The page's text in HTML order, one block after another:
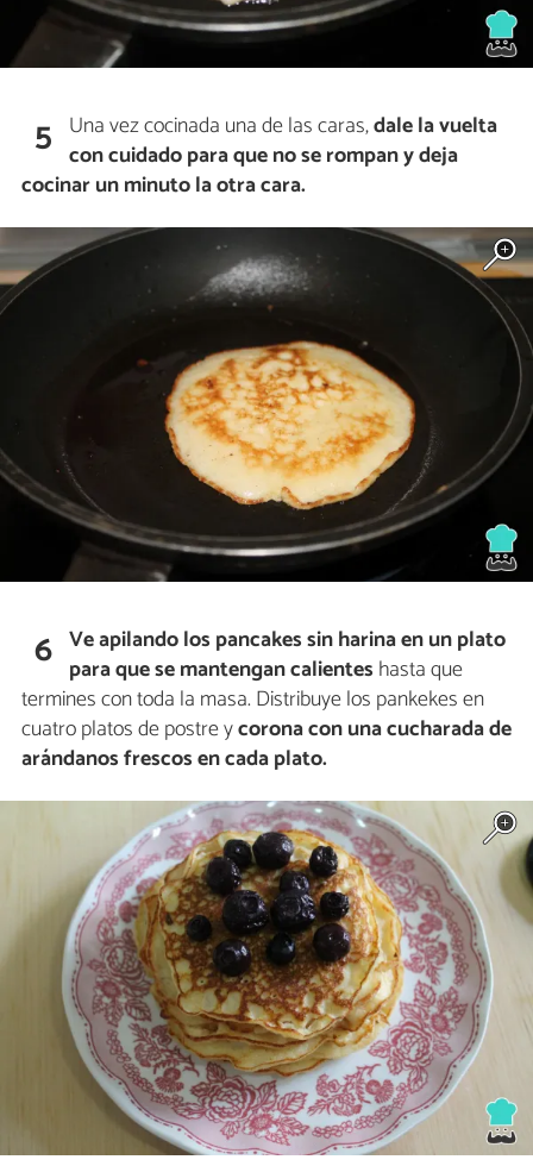
5 Una vez cocinada una de las caras,dale la vuelta
con cuidado para que no se rompan y deja
cocinar un minuto la otra cara.
6 Ve apilando los pancakes sin harina en un plato
para que se mantengan calientes hasta que
termines con toda la masa. Distribuye los pankekes en
cuatro platos de postre ycorona con una cucharada de
arándanos frescos en cada plato.